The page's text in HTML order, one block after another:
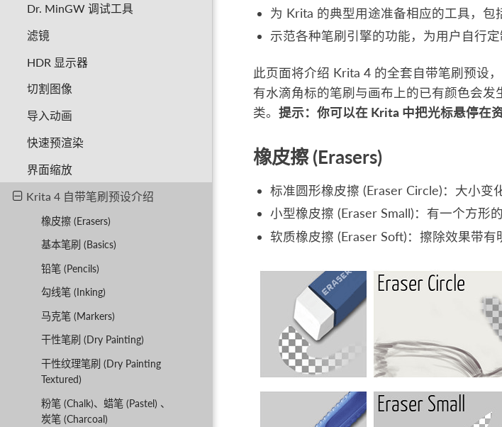
Dr. MinGW 调试工具
滤镜
HDR 显示器
切割图像
导入动画
快速预渲染
界面缩放
Krita 4 自带笔刷预设介绍
橡皮擦 (Erasers)
基本笔刷 (Basics)
铅笔 (Pencils)
勾线笔 (Inking)
马克笔 (Markers)
干性笔刷 (Dry Painting)
干性纹理笔刷 (Dry Painting
Textured)
粉笔 (Chalk)、蜡笔 (Pastel) 、
炭笔 (Charcoal)
为 Krita 的典型用途准备相应的工具，包
示范各种笔刷引擎的功能，为用户自行定
此页面将介绍 Krita 4 的全套自带笔刷预设
有水滴角标的笔刷与画布上的已有颜色会
类。 提示：你可以在 Krita 中把光标悬停在
橡皮擦 (Erasers)
标准圆形橡皮擦 (Eraser Circle)：大小变
小型橡皮擦 (Eraser Small)：有一个方形
软质橡皮擦 (Eraser Soft)：擦除效果带